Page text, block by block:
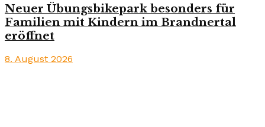
Neuer Übungsbikepark besonders für
Familien mit Kindern im Brandnertal
eröffnet
8. August 2026